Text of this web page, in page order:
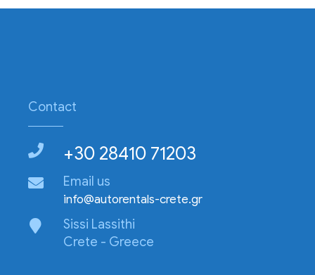
Contact
+30 28410 71203
Email us
info@autorentals-crete.gr
Sissi Lassithi
Crete - Greece